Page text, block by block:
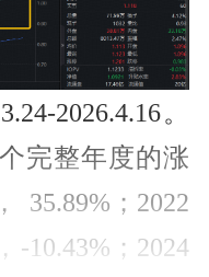
2026.4.16。
完整年度的涨
；2022
-10.43%；2024